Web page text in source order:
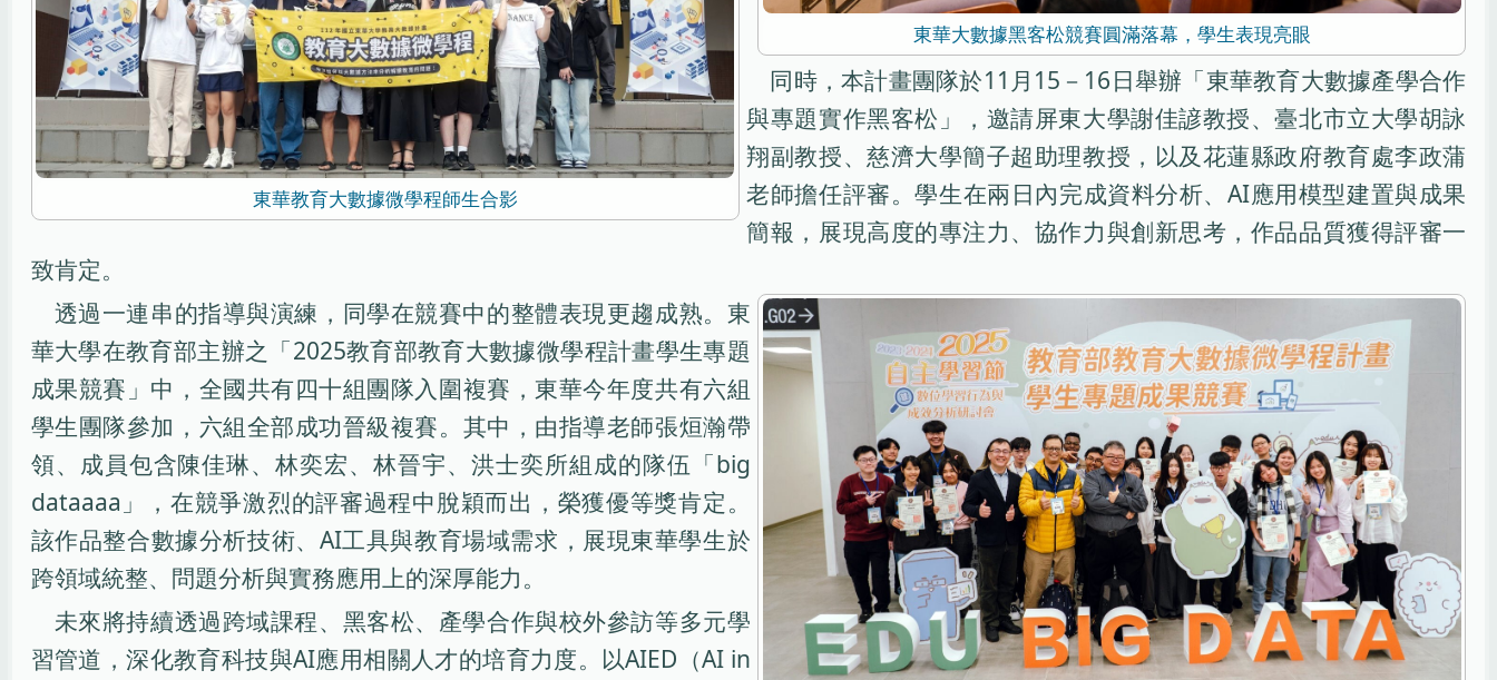
東華大數據黑客松競賽圓滿落幕，學生表現亮眼
東華教育大數據微學程師生合影
同時，本計畫團隊於11月15－16日舉辦「東華教育大數據產學合作
與專題實作黑客松」，邀請屏東大學謝佳諺教授、臺北市立大學胡詠
翔副教授、慈濟大學簡子超助理教授，以及花蓮縣政府教育處李政蒲
老師擔任評審。學生在兩日內完成資料分析、AI應用模型建置與成果
簡報，展現高度的專注力、協作力與創新思考，作品品質獲得評審一
致肯定。
透過一連串的指導與演練，同學在競賽中的整體表現更趨成熟。東
華大學在教育部主辦之「2025教育部教育大數據微學程計畫學生專題
成果競賽」中，全國共有四十組團隊入圍複賽，東華今年度共有六組
學生團隊參加，六組全部成功晉級複賽。其中，由指導老師張烜瀚帶
領、成員包含陳佳琳、林奕宏、林晉宇、洪士奕所組成的隊伍「big
dataaaa」，在競爭激烈的評審過程中脫穎而出，榮獲優等獎肯定。
該作品整合數據分析技術、AI工具與教育場域需求，展現東華學生於
跨領域統整、問題分析與實務應用上的深厚能力。
未來將持續透過跨域課程、黑客松、產學合作與校外參訪等多元學
習管道，深化教育科技與AI應用相關人才的培育力度。以AIED（AI in